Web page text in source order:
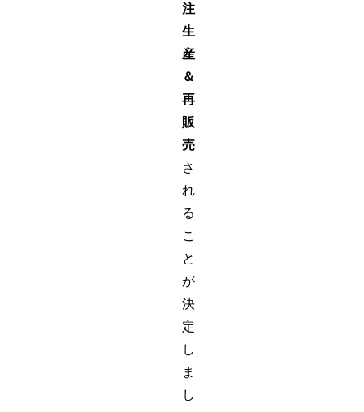
注
生
産
＆
再
販
売
さ
れ
る
こ
と
が
決
定
し
ま
し